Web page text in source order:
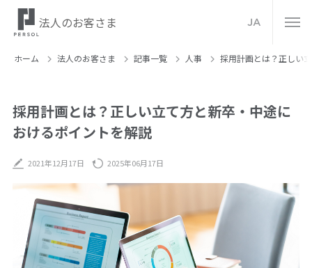
法人のお客さま JA
ホーム 法人のお客さま 記事⼀覧 人事 採用計画とは？正しい
採用計画とは？正しい立て方と新卒・中途に
おけるポイントを解説
2021年12月17日 2025年06月17日